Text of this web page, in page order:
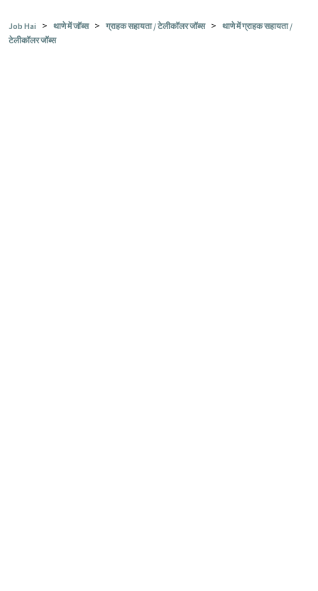
Job Hai > थाणे में जॉब्स > ग्राहक सहायता / टेलीकॉलर जॉब्स > थाणे में ग्राहक सहायता /
टेलीकॉलर जॉब्स